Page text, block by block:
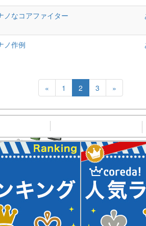
ノなコアファイター
ノ作例
« 1 2 3 »